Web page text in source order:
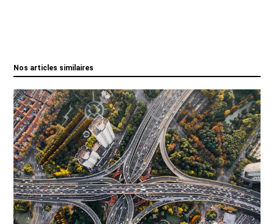
Nos articles similaires